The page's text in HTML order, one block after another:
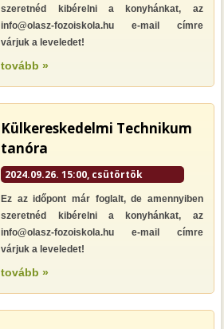
szeretnéd kibérelni a konyhánkat, az
info@olasz-fozoiskola.hu e-mail címre
várjuk a leveledet!
tovább »
Külkereskedelmi Technikum
tanóra
2024.09.26. 15:00, csütörtök
Ez az időpont már foglalt, de amennyiben
szeretnéd kibérelni a konyhánkat, az
info@olasz-fozoiskola.hu e-mail címre
várjuk a leveledet!
tovább »